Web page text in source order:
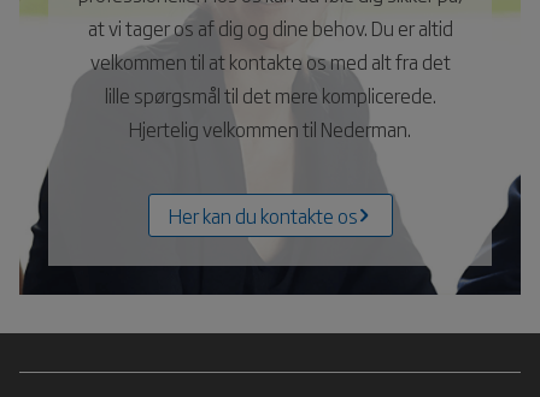
at vi tager os af dig og dine behov. Du er altid
velkommen til at kontakte os med alt fra det
lille spørgsmål til det mere komplicerede.
Hjertelig velkommen til Nederman.
Her kan du kontakte os